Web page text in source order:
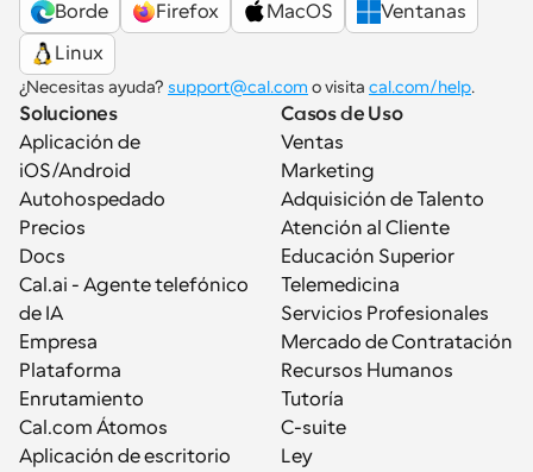
Borde
Firefox MacOS
Ventanas
Linux
¿Necesitas ayuda? support@cal.com o visita cal.com/help.
Soluciones
Aplicación de
iOS/Android
Autohospedado
Precios
Docs
Cal.ai - Agente telefónico
de IA
Empresa
Plataforma
Enrutamiento
Cal.com Átomos
Aplicación de escritorio
Casos de Uso
Ventas
Marketing
Adquisición de Talento
Atención al Cliente
Educación Superior
Telemedicina
Servicios Profesionales
Mercado de Contratación
Recursos Humanos
Tutoría
C-suite
Ley